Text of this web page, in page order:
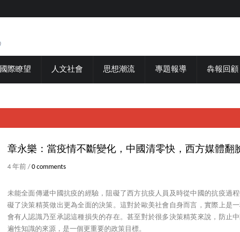
國際瞭望 人文社會 思想潮流 專題報導 犇報回顧
章永樂：當疫情不斷變化，中國清零快，西方媒體翻
4 年前 / 0 comments
未能全面傳遞中國抗疫的經驗，阻礙了西方抗疫人員及時從中國的抗疫過
礙了決策精英做出更為全面的決策。這對於歐美社會自身而言，實際上是
會有人認識乃至承認這種損失的存在。甚至對於很多決策精英來說，防止
遍性知識的來源，是一個更重要的政策目標。